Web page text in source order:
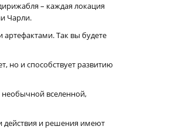
– каждая локация
Чарли.
Так вы будете
но и способствует развитию
необычной вселенной,
действия и решения имеют